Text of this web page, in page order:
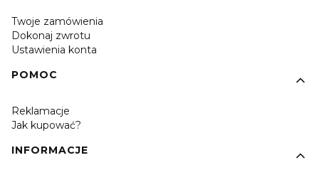
Twoje zamówienia
Dokonaj zwrotu
Ustawienia konta
POMOC
Reklamacje
Jak kupować?
INFORMACJE